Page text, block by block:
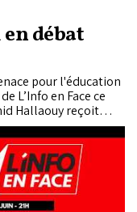
débat
pour l'éducation
L’Info en Face ce
Hallaouy reçoit
de Yool